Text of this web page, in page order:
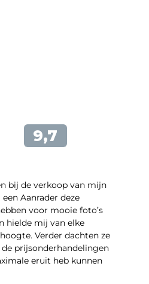
bij de verkoop van mijn
Aanrader deze
voor mooie foto’s
hielde mij van elke
Verder dachten ze
prijsonderhandelingen
eruit heb kunnen